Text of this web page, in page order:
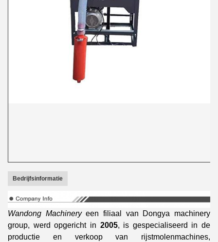
Bedrijfsinformatie
Wandong Machineryeen filiaal van Dongya machinery
group, werd opgericht in 2005, is gespecialiseerd in de
productie en verkoop van rijstmolenmachines,